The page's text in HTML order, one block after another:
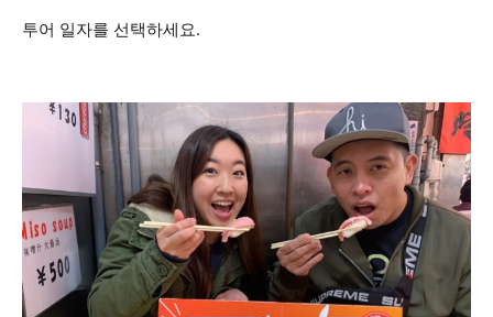
투어 일자를 선택하세요.